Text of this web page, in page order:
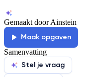
Gemaakt door Ainstein
Maak opgaven
Samenvatting
Stel je vraag